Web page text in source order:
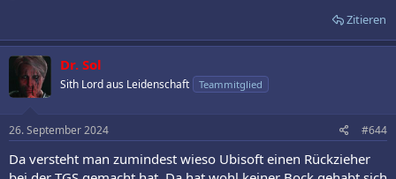
Zitieren
Dr. Sol
Sith Lord aus Leidenschaft Teammitglied
26. September 2024 #644
Da versteht man zumindest wieso Ubisoft einen Rückzieher